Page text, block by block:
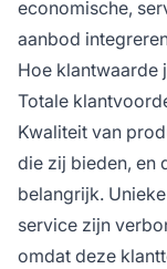
economische,
aanbod
Hoe klantwaarde
Totale
Kwaliteit van
die zij bieden, en
belangrijk.
service zijn
omdat deze